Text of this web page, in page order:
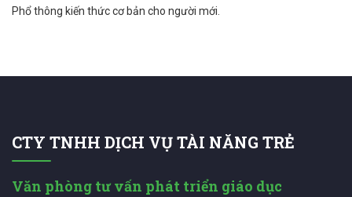
Phổ thông kiến thức cơ bản cho người mới.
CTY TNHH DỊCH VỤ TÀI NĂNG TRẺ
Văn phòng tư vấn phát triển giáo dục